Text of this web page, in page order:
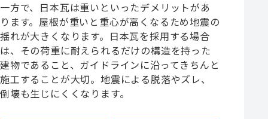
一方で、日本瓦は重いといったデメリットがあ
ります。屋根が重いと重心が高くなるため地震の
揺れが大きくなります。日本瓦を採用する場合
は、その荷重に耐えられるだけの構造を持った
建物であること、ガイドラインに沿ってきちんと
施工することが大切。地震による脱落やズレ、
倒壊も生じにくくなります。